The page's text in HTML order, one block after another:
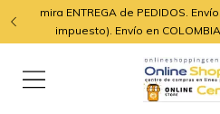
mira ENTREGA de PEDIDOS.
impuesto). Envío en